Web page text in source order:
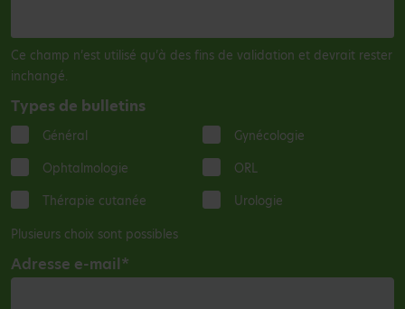
Ce champ n’est utilisé qu’à des fins de validation et devrait rester
inchangé.
Types de bulletins
Général
Gynécologie
Ophtalmologie
ORL
Thérapie cutanée
Urologie
Plusieurs choix sont possibles
Adresse e-mail*